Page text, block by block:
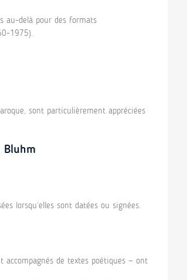
au-delà pour des formats
1975).
sont particulièrement appréciées
Bluhm
lorsqu’elles sont datées ou signées.
de textes poétiques — ont